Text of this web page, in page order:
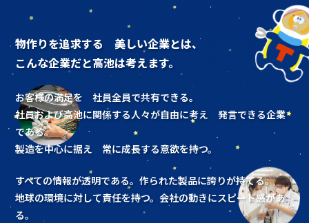
物作りを追求する 美しい企業とは、
こんな企業だと高池は考えます。
お客様の満足を 社員全員で共有できる。
社員および高池に関係する人々が自由に考え 発言できる企業
である。
製造を中心に据え 常に成長する意欲を持つ。
すべての情報が透明である。作られた製品に誇りが持てる。
地球の環境に対して責任を持つ。会社の動きにスピード感があ
る。